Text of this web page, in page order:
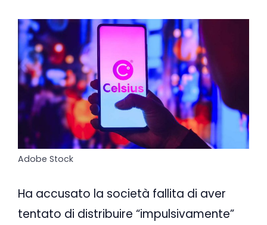
Adobe Stock
Ha accusato la società fallita di aver
tentato di distribuire “impulsivamente”